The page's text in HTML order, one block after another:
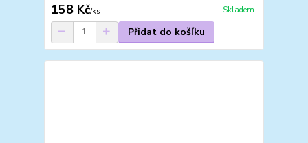
158 Kč/ks Skladem
Přidat do košíku